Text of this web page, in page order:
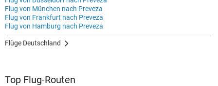
Flug von München nach Preveza
Flug von Frankfurt nach Preveza
Flug von Hamburg nach Preveza
Flüge Deutschland
Top Flug-Routen